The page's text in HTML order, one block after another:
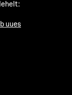
uues